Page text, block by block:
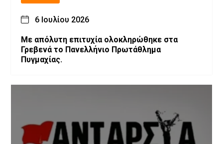
6 Ιουλίου 2026
Με απόλυτη επιτυχία ολοκληρώθηκε στα
Γρεβενά το Πανελλήνιο Πρωτάθλημα
Πυγμαχίας.